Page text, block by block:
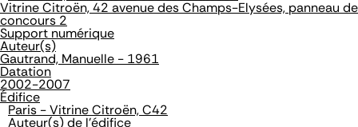
Vitrine Citroën, 42 avenue des Champs-Elysées, panneau de
concours 2
Support numérique
Auteur(s)
Gautrand, Manuelle - 1961
Datation
2002-2007
Édifice
Paris - Vitrine Citroën, C42
Auteur(s) de l'édifice